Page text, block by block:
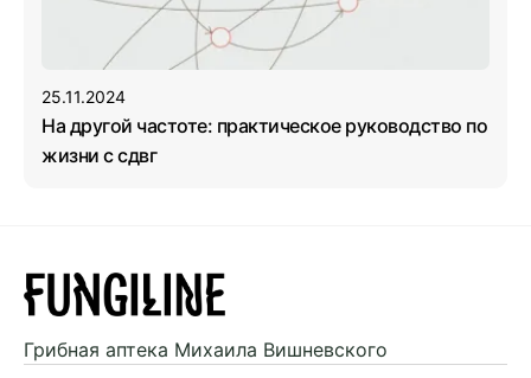
25.11.2024
На другой частоте: практическое руководство по
жизни с сдвг
Грибная аптека Михаила Вишневского